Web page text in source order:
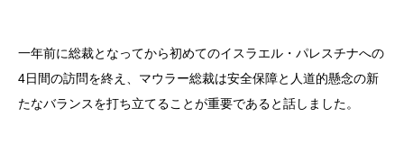
一年前に総裁となってから初めてのイスラエル・パレスチナへの
4日間の訪問を終え、マウラー総裁は安全保障と人道的懸念の新
たなバランスを打ち立てることが重要であると話しました。